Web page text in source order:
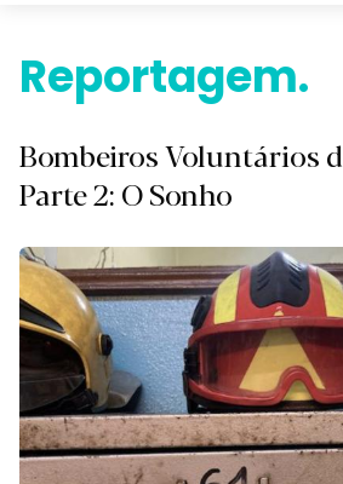
Reportagem.
Bombeiros Voluntários
Parte 2: O Sonho